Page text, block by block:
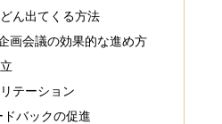
ん出てくる方法
画会議の効果的な進め方
テーション
バックの促進